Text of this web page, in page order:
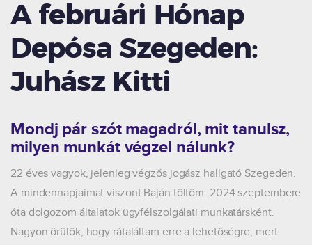
A februári Hónap
Depósa Szegeden:
Juhász Kitti
Mondj pár szót magadról, mit tanulsz,
milyen munkát végzel nálunk?
22 éves vagyok, jelenleg végzős jogász hallgató Szegeden.
A mindennapjaimat viszont Baján töltöm. 2024 szeptembere
óta dolgozom általatok ügyfélszolgálati munkatársként.
Nagyon örülök, hogy rátaláltam erre a lehetőségre, mert